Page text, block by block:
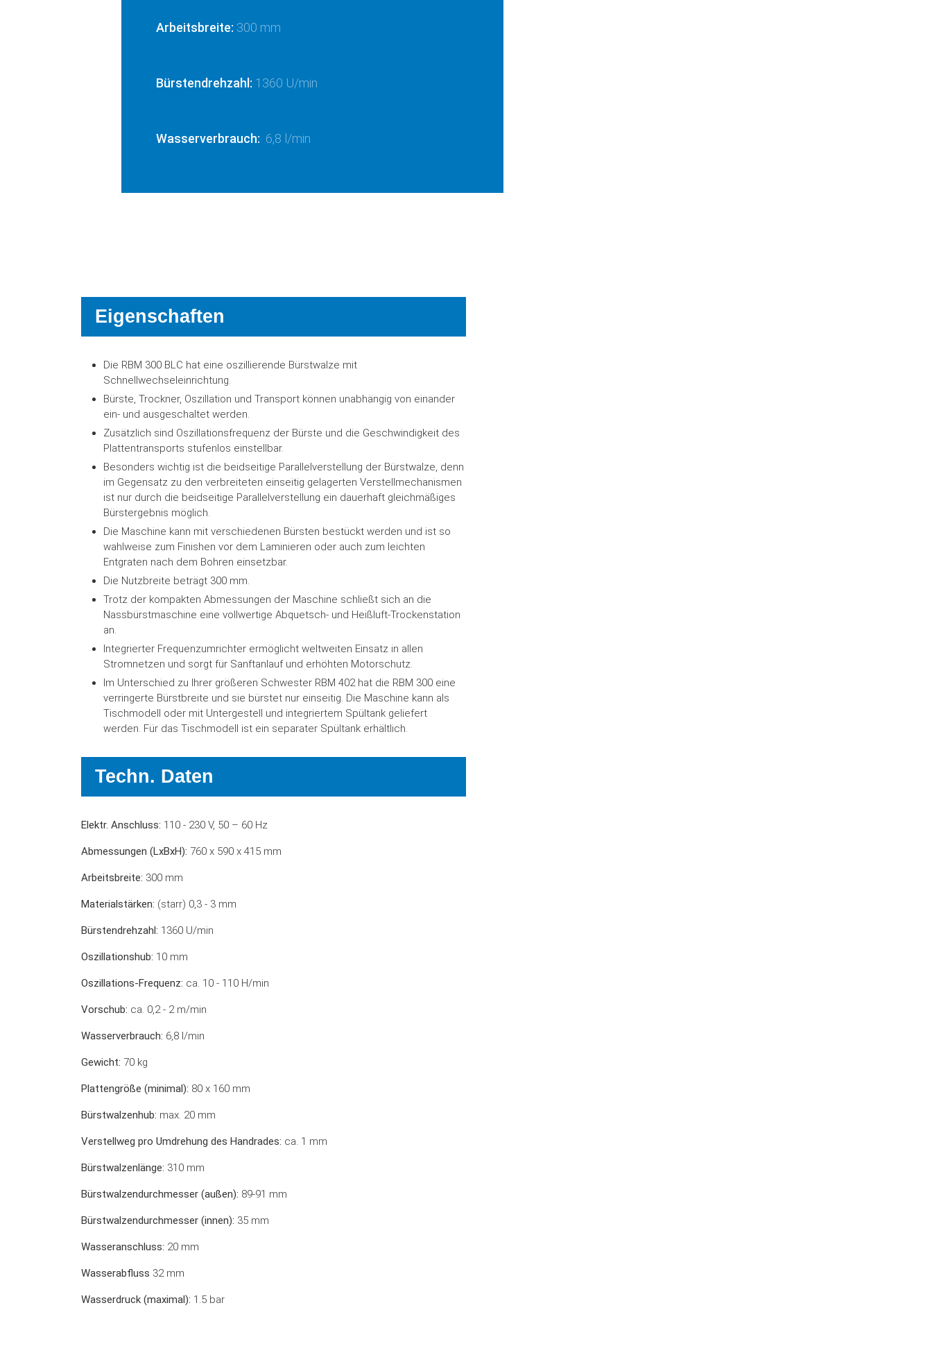
Arbeitsbreite: 300 mm
Bürstendrehzahl: 1360 U/min
Wasserverbrauch: 6,8 l/min
Eigenschaften
Die RBM 300 BLC hat eine oszillierende Bürstwalze mit
Schnellwechseleinrichtung.
Bürste, Trockner, Oszillation und Transport können unabhängig von einander
ein- und ausgeschaltet werden.
Zusätzlich sind Oszillationsfrequenz der Bürste und die Geschwindigkeit des
Plattentransports stufenlos einstellbar.
Besonders wichtig ist die beidseitige Parallelverstellung der Bürstwalze, denn
im Gegensatz zu den verbreiteten einseitig gelagerten Verstellmechanismen
ist nur durch die beidseitige Parallelverstellung ein dauerhaft gleichmäßiges
Bürstergebnis möglich.
Die Maschine kann mit verschiedenen Bürsten bestückt werden und ist so
wahlweise zum Finishen vor dem Laminieren oder auch zum leichten
Entgraten nach dem Bohren einsetzbar.
Die Nutzbreite beträgt 300 mm.
Trotz der kompakten Abmessungen der Maschine schließt sich an die
Nassbürstmaschine eine vollwertige Abquetsch- und Heißluft-Trockenstation
an.
Integrierter Frequenzumrichter ermöglicht weltweiten Einsatz in allen
Stromnetzen und sorgt für Sanftanlauf und erhöhten Motorschutz.
Im Unterschied zu Ihrer größeren Schwester RBM 402 hat die RBM 300 eine
verringerte Bürstbreite und sie bürstet nur einseitig. Die Maschine kann als
Tischmodell oder mit Untergestell und integriertem Spültank geliefert
werden. Für das Tischmodell ist ein separater Spültank erhältlich.
Techn. Daten
Elektr. Anschluss: 110 - 230 V, 50 – 60 Hz
Abmessungen (LxBxH): 760 x 590 x 415 mm
Arbeitsbreite: 300 mm
Materialstärken: (starr) 0,3 - 3 mm
Bürstendrehzahl: 1360 U/min
Oszillationshub: 10 mm
Oszillations-Frequenz: ca. 10 - 110 H/min
Vorschub: ca. 0,2 - 2 m/min
Wasserverbrauch: 6,8 l/min
Gewicht: 70 kg
Plattengröße (minimal): 80 x 160 mm
Bürstwalzenhub: max. 20 mm
Verstellweg pro Umdrehung des Handrades: ca. 1 mm
Bürstwalzenlänge: 310 mm
Bürstwalzendurchmesser (außen): 89-91 mm
Bürstwalzendurchmesser (innen): 35 mm
Wasseranschluss: 20 mm
Wasserabfluss 32 mm
Wasserdruck (maximal): 1.5 bar